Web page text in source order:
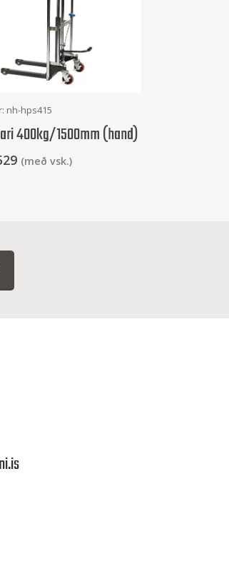
Setja Í Körfu
nh-hps415
400kg/1500mm (hand)
(með vsk.)